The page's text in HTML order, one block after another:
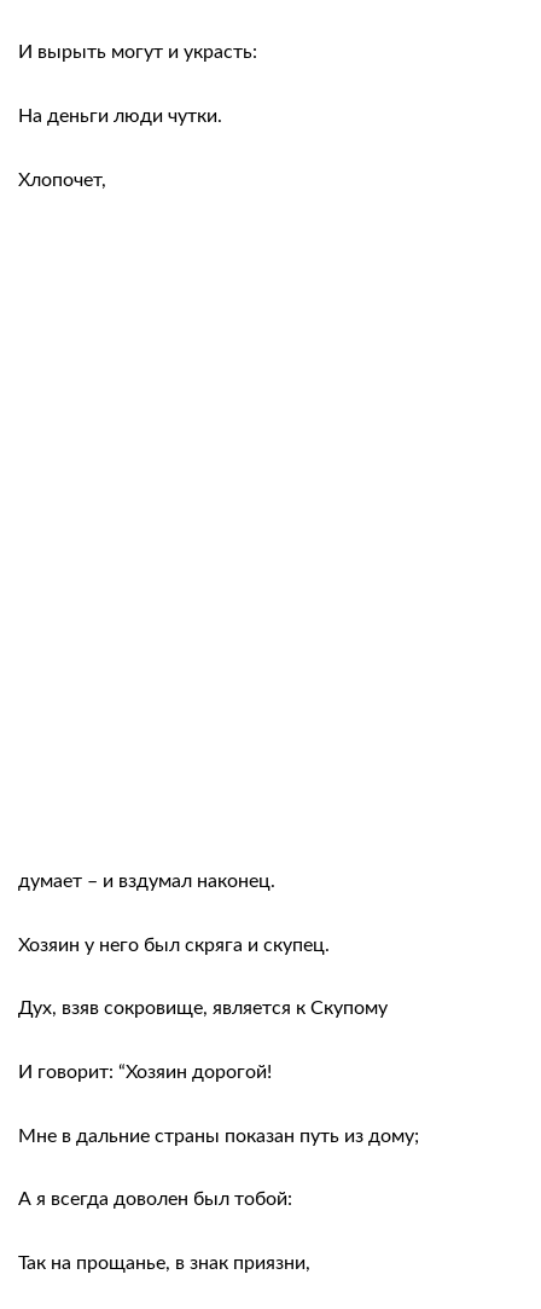
И вырыть могут и украсть:
На деньги люди чутки.
Хлопочет,
думает – и вздумал наконец.
Хозяин у него был скряга и скупец.
Дух, взяв сокровище, является к Скупому
И говорит: “Хозяин дорогой!
Мне в дальние страны показан путь из дому;
А я всегда доволен был тобой:
Так на прощанье, в знак приязни,